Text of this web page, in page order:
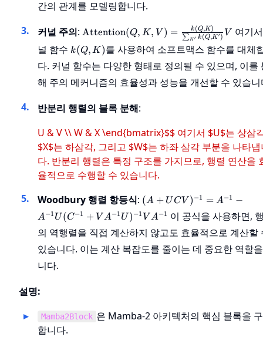
간의 관계를 모델링합니다.
커널 주의: \text{Attention}
(Q, K, V) =
\frac{k(Q, K)}
{\sum_{K'} k(Q,
K')}V
Attention(Q, K, V ) = ∑K ′ k(Q,K′)
k(Q,K)
V 여기
널 함수 k(Q,
K)
k(Q, K )를 사용하여 소프트맥스 함수를 대체
다. 커널 함수는 다양한 형태로 정의될 수 있으며, 이를
해 주의 메커니즘의 효율성과 성능을 개선할 수 있습니
반분리 행렬의 블록 분해:
U & V \\ W & X \end{bmatrix}$$ 여기서 $U$는 상삼
$X$는 하삼각, 그리고 $W$는 하좌 삼각 부분을 나타
다. 반분리 행렬은 특정 구조를 가지므로, 행렬 연산을
율적으로 수행할 수 있습니다.
Woodbury 행렬 항등식: (A + UCV)^{-1} =
A^{-1} - A^{-1}U(C^{-1}
+
VA^{-1}U)^{-1}VA^{-1}
(A + U CV ) −1 = A−1 −
A−1 U (C−1 + V A−1 U ) −1 V A−1 이 공식을 사용하면,
의 역행렬을 직접 계산하지 않고도 효율적으로 계산할
있습니다. 이는 계산 복잡도를 줄이는 데 중요한 역할
니다.
설명:
Mamba2Block 은 Mamba-2 아키텍처의 핵심 블록을
합니다.